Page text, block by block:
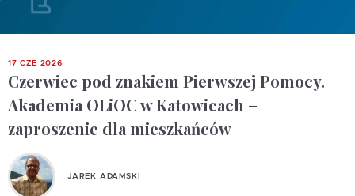
17 CZE 2026
Czerwiec pod znakiem Pierwszej Pomocy.
Akademia OLiOC w Katowicach –
zaproszenie dla mieszkańców
JAREK ADAMSKI